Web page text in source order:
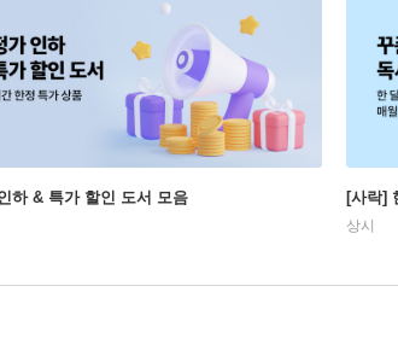
하 & 특가 할인 도서 모음 [사락]
상시